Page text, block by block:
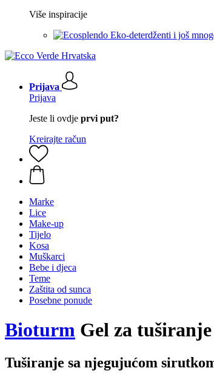
Više inspiracije
Eko-deterdženti i još
Prijava
Prijava
Jeste li ovdje prvi put?
Kreirajte račun
Marke
Lice
Make-up
Tijelo
Kosa
Muškarci
Bebe i djeca
Teme
Zaštita od sunca
Posebne ponude
Bioturm Gel za
Tuširanje sa njegujućom